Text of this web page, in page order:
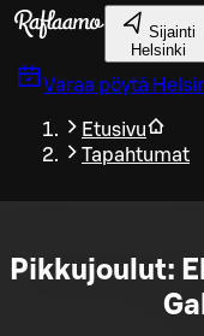
Siirry pääsisältöön
Sijainti
Helsinki
Varaa pöytä
Etusivu
Tapahtumat
Pikkujoulut: